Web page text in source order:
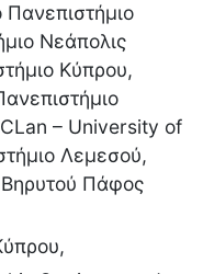
Πανεπιστήμιο
Νεάπολις
Κύπρου,
– University of
Λεμεσού,
Βηρυτού Πάφος